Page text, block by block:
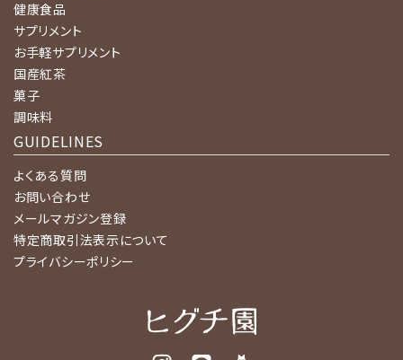
健康食品
サプリメント
お手軽サプリメント
国産紅茶
菓子
調味料
GUIDELINES
よくある質問
お問い合わせ
メールマガジン登録
特定商取引法表示について
プライバシーポリシー